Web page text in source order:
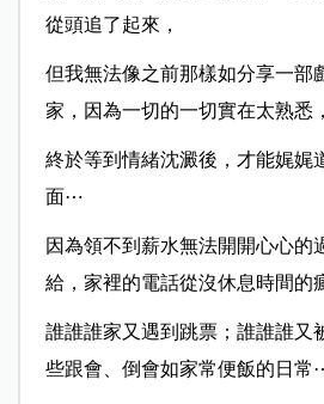
從頭追了起來，
但我無法像之前那樣如分享一部
家，因為一切的一切實在太熟悉，
終於等到情緒沈澱後，才能娓娓
面⋯
因為領不到薪水無法開開心心的
給，家裡的電話從沒休息時間的
誰誰誰家又遇到跳票；誰誰誰又
些跟會、倒會如家常便飯的日常